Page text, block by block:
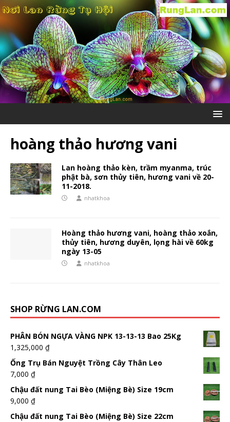
hoàng thảo hương vani
Lan hoàng thảo kèn, trầm myanma, trúc
phật bà, sơn thủy tiên, hương vani về 20-
11-2018.
nhatkhoa
Hoàng thảo hương vani, hoàng thảo xoắn,
thủy tiên, hương duyên, lọng hài về 60kg
ngày 13-05
nhatkhoa
SHOP RỪNG LAN.COM
PHÂN BÓN NGỰA VÀNG NPK 13-13-13 Bao 25Kg
1,325,000 ₫
Ống Trụ Bán Nguyệt Trồng Cây Thân Leo
7,000 ₫
Chậu đất nung Tai Bèo (Miệng Bè) Size 19cm
9,000 ₫
Chậu đất nung Tai Bèo (Miệng Bè) Size 22cm